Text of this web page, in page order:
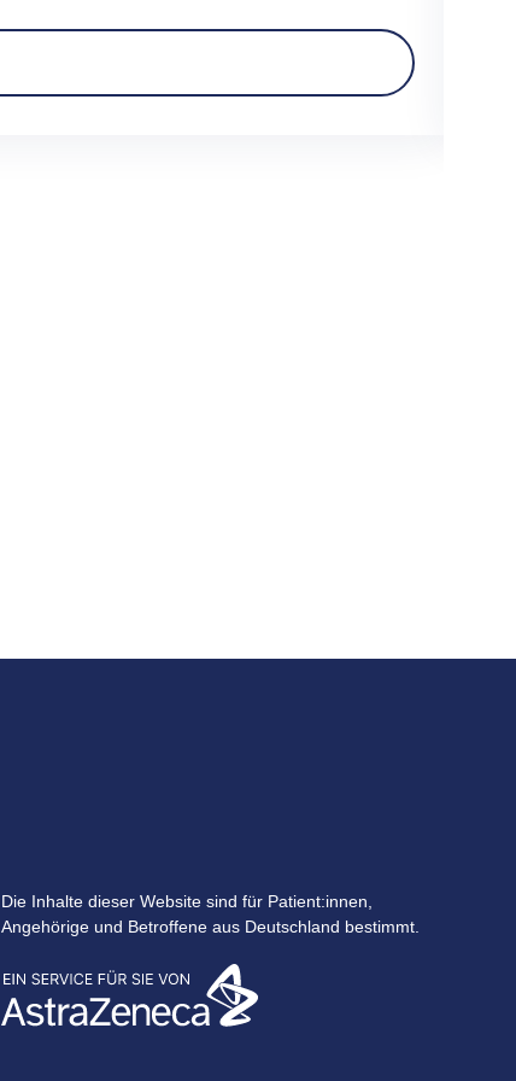
Die Inhalte dieser Website sind für Patient:innen,
Angehörige und Betroffene aus Deutschland bestimmt.